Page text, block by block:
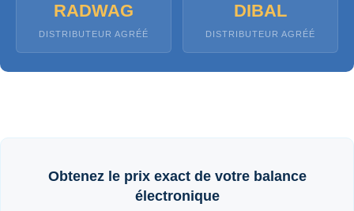
RADWAG
DISTRIBUTEUR AGRÉÉ
DIBAL
DISTRIBUTEUR AGRÉÉ
Obtenez le prix exact de votre balance
électronique